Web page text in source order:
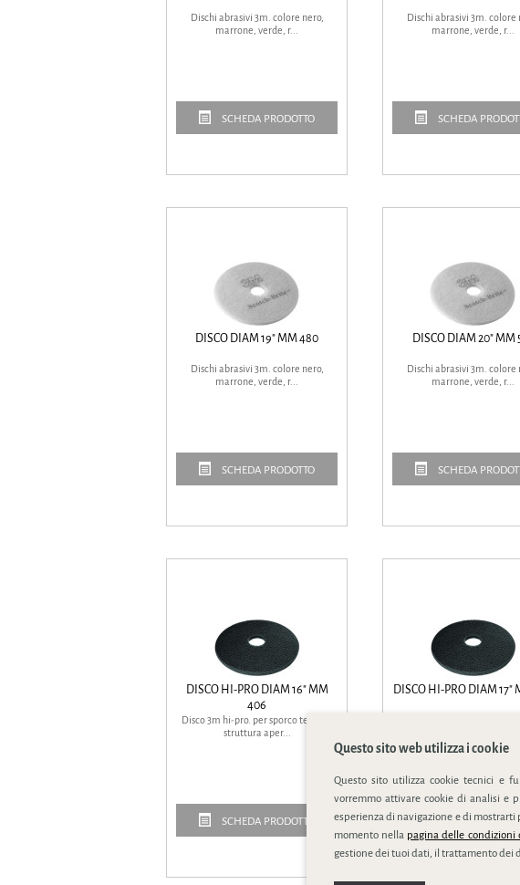
Dischi abrasivi 3m. colore nero,
marrone, verde, r...
SCHEDA PRODOTTO
Dischi abrasivi 3m. colore
marrone, verde, r...
SCHEDA
DISCO DIAM 19" MM 480
Dischi abrasivi 3m. colore nero,
marrone, verde, r...
SCHEDA PRODOTTO
DISCO DIAM 20" MM
Dischi abrasivi 3m. colore
marrone, verde, r...
SCHEDA
DISCO HI-PRO DIAM 16" MM
406
Disco 3m hi-pro. per sporco tenace.
struttura aper...
SCHEDA PRODOTTO
DISCO HI-PRO DIAM 17"
SCHEDA
Questo sito web utilizza i cookie
Questo sito utilizza cookie tecnici e
vorremmo attivare cookie di analisi e
esperienza di navigazione e di
momento nella pagina delle condizioni
gestione dei tuoi dati, il trattamento dei